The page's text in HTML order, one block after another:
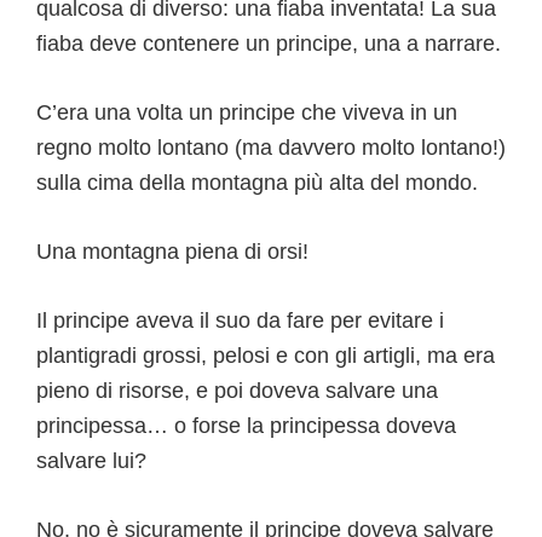
qualcosa di diverso: una fiaba inventata! La sua
fiaba deve contenere un principe, una a narrare.
C’era una volta un principe che viveva in un
regno molto lontano (ma davvero molto lontano!)
sulla cima della montagna più alta del mondo.
Una montagna piena di orsi!
Il principe aveva il suo da fare per evitare i
plantigradi grossi, pelosi e con gli artigli, ma era
pieno di risorse, e poi doveva salvare una
principessa… o forse la principessa doveva
salvare lui?
No, no è sicuramente il principe doveva salvare